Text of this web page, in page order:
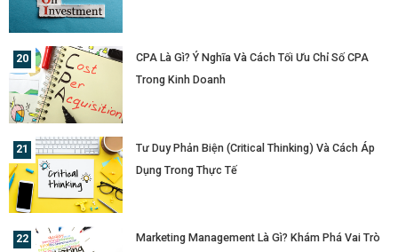
CPA Là Gì? Ý Nghĩa Và Cách Tối Ưu Chỉ Số CPA
Trong Kinh Doanh
Tư Duy Phản Biện (Critical Thinking) Và Cách Áp
Dụng Trong Thực Tế
Marketing Management Là Gì? Khám Phá Vai Trò